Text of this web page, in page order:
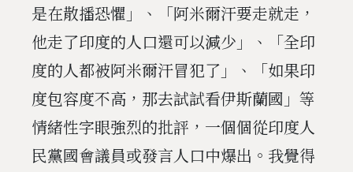
是在散播恐懼」、「阿米爾汗要走就走，
他走了印度的人口還可以減少」、「全印
度的人都被阿米爾汗冒犯了」、「如果印
度包容度不高，那去試試看伊斯蘭國」等
情緒性字眼強烈的批評，一個個從印度人
民黨國會議員或發言人口中爆出。我覺得